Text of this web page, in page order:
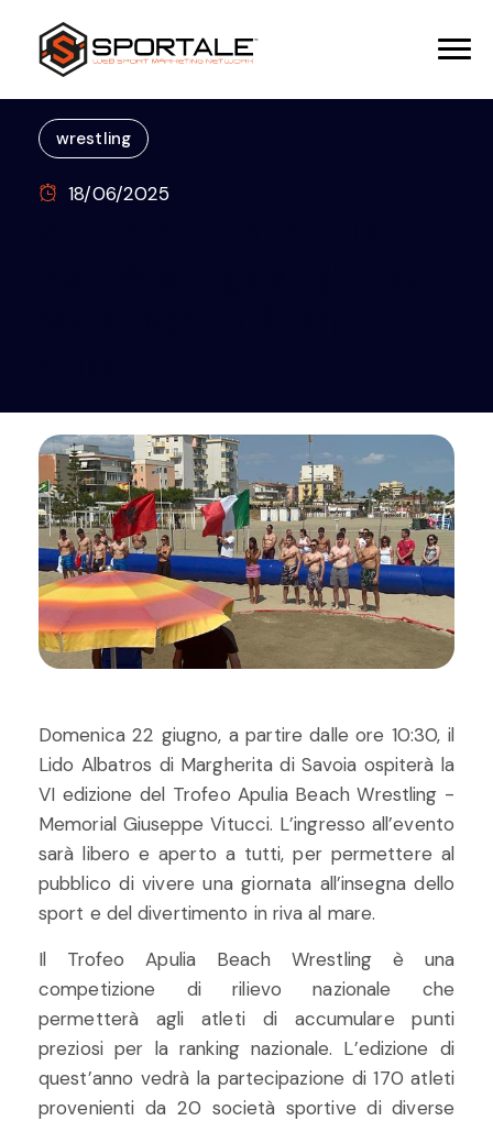
wrestling
18/06/2025
Domenica 22 giugno, a partire dalle ore 10:30, il
Lido Albatros di Margherita di Savoia ospiterà la
VI edizione del Trofeo Apulia Beach Wrestling -
Memorial Giuseppe Vitucci. L’ingresso all’evento
sarà libero e aperto a tutti, per permettere al
pubblico di vivere una giornata all’insegna dello
sport e del divertimento in riva al mare.
Il Trofeo Apulia Beach Wrestling è una
competizione di rilievo nazionale che
permetterà agli atleti di accumulare punti
preziosi per la ranking nazionale. L’edizione di
quest’anno vedrà la partecipazione di 170 atleti
provenienti da 20 società sportive di diverse